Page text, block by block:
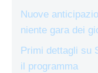
Nuove
niente gara dei
Primi dettagli su
il programma